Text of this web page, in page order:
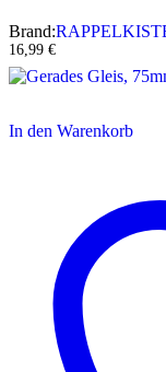
Brand:
16,99 €
In den Warenkorb